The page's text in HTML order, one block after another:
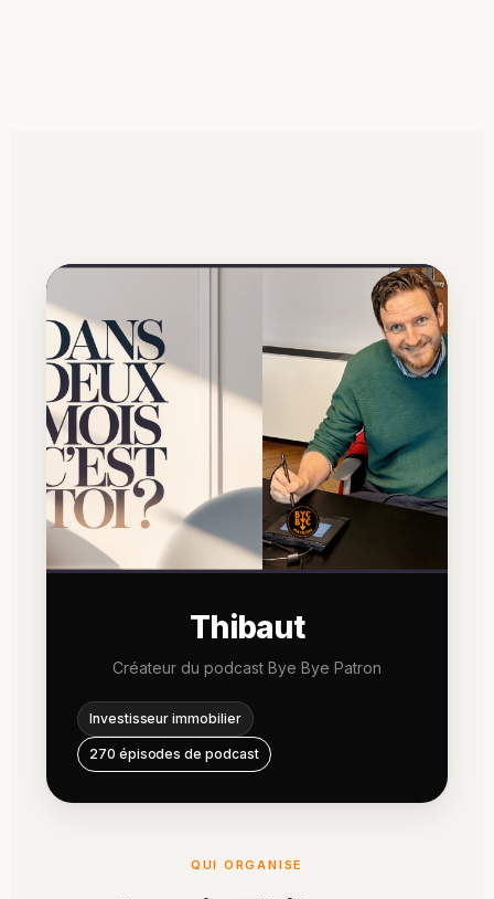
Thibaut
Créateur du podcast Bye Bye Patron
Investisseur immobilier
270 épisodes de podcast
QUI ORGANISE